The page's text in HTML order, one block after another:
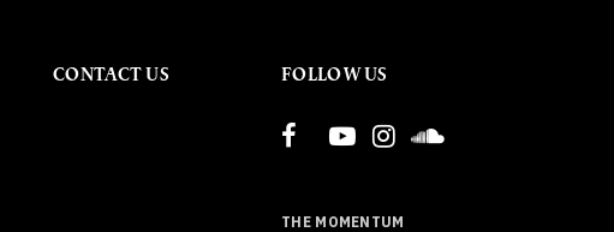
CONTACT US FOLLOW US
THE MOMENTUM